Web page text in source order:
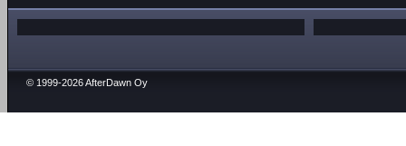
© 1999-2026 AfterDawn Oy